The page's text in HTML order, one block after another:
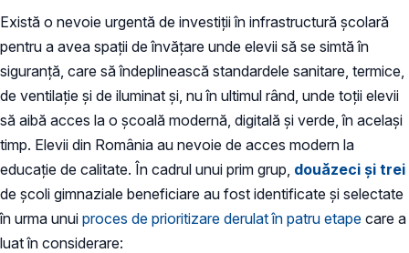
Există o nevoie urgentă de investiții în infrastructură școlară
pentru a avea spații de învățare unde elevii să se simtă în
siguranță, care să îndeplinească standardele sanitare, termice,
de ventilație și de iluminat și, nu în ultimul rând, unde toții elevii
să aibă acces la o școală modernă, digitală și verde, în același
timp. Elevii din România au nevoie de acces modern la
educație de calitate. În cadrul unui prim grup, douăzeci și trei
de școli gimnaziale beneficiare au fost identificate și selectate
în urma unui proces de prioritizare derulat în patru etape care a
luat în considerare: